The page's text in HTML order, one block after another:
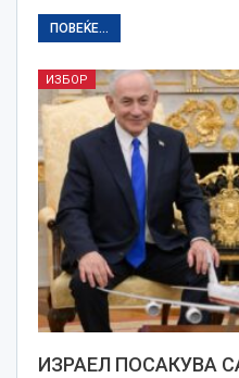
ПОВЕЌЕ...
ИЗБОР
ИЗРАЕЛ ПОСАКУВА